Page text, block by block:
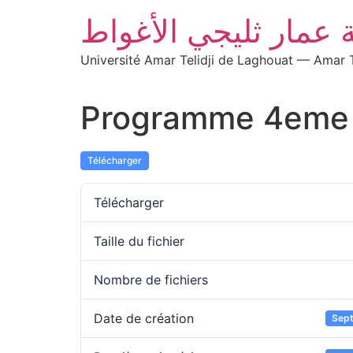
عمار ثليجي الأغواط
Université Amar Telidji de Laghouat — Amar
Programme
Télécharger
Télécharger
Taille du fichier
Nombre de fichiers
Date de création